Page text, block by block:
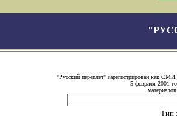
"Русский переплет" зарегистрирован как СМИ.
5 февраля 2001
Тип